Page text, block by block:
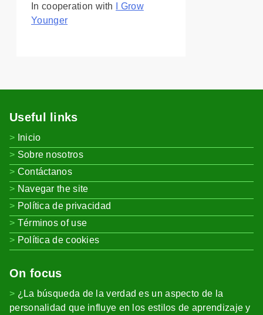
In cooperation with
I Grow
Younger
Useful links
Inicio
Sobre nosotros
Contáctanos
Navegar the site
Política de privacidad
Términos of use
Política de cookies
On focus
¿La búsqueda de la verdad es un aspecto de la
personalidad que influye en los estilos de aprendizaje y